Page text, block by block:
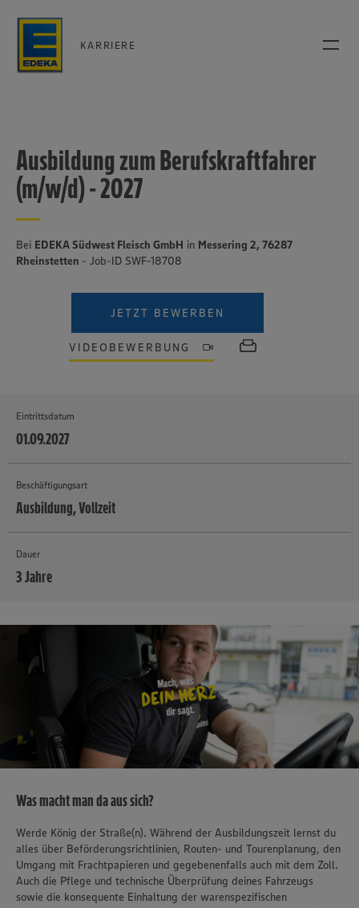
KARRIERE
Ausbildung zum Berufskraftfahrer
(m/w/d) - 2027
Bei EDEKA Südwest Fleisch GmbH in Messering 2, 76287
Rheinstetten - Job-ID SWF-18708
JETZT BEWERBEN
VIDEOBEWERBUNG
Eintrittsdatum
01.09.2027
Beschäftigungsart
Ausbildung, Vollzeit
Dauer
3 Jahre
Was macht man da aus sich?
Werde König der Straße(n). Während der Ausbildungszeit lernst du
alles über Beförderungsrichtlinien, Routen- und Tourenplanung, den
Umgang mit Frachtpapieren und gegebenenfalls auch mit dem Zoll.
Auch die Pflege und technische Überprüfung deines Fahrzeugs
sowie die konsequente Einhaltung der warenspezifischen